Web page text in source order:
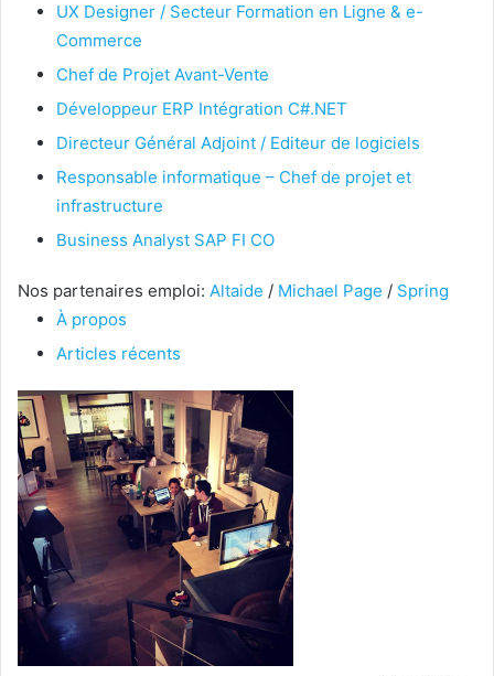
UX Designer / Secteur Formation en Ligne & e-
Commerce
Chef de Projet Avant-Vente
Développeur ERP Intégration C#.NET
Directeur Général Adjoint / Editeur de logiciels
Responsable informatique – Chef de projet et
infrastructure
Business Analyst SAP FI CO
Nos partenaires emploi: Altaide / Michael Page / Spring
À propos
Articles récents